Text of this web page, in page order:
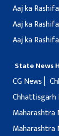
Aaj ka
Aaj ka
Aaj ka
State News
CG News
Chhattisgarh
Maharashtra
Maharashtra